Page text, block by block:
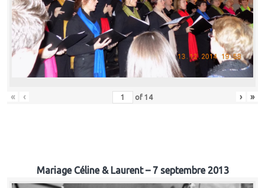
« ‹ of 14 › »
Mariage Céline & Laurent – 7 septembre 2013